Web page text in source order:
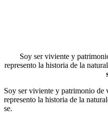
Soy ser viviente y
represento la historia de la
Soy ser viviente y patrimonio de
represento la historia de la
se.